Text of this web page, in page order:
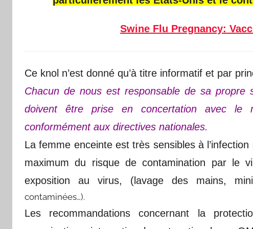
Swine Flu Pregnancy:
Ce knol n’est donné qu’à titre informatif et par
Chacun de nous est responsable de sa propre
doivent être prise en concertation avec le
conformément aux directives nationales.
La femme enceinte est très sensibles à
maximum du risque de contamination par le
exposition au virus, (lavage des mains,
contaminées…).
Les recommandations concernant la